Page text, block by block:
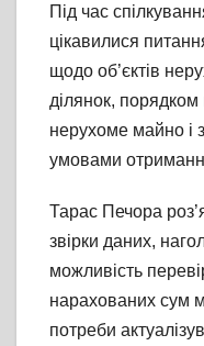
Під час
цікавилися
щодо об’єктів
ділянок,
нерухоме майно і
умовами
Тарас Печора
звірки даних,
можливість
нарахованих сум
потреби